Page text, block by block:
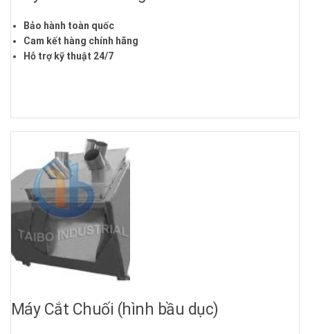
Bảo hành toàn quốc
Cam kết hàng chính hãng
Hỗ trợ kỹ thuật 24/7
Máy Cắt Chuối (hình bầu dục)